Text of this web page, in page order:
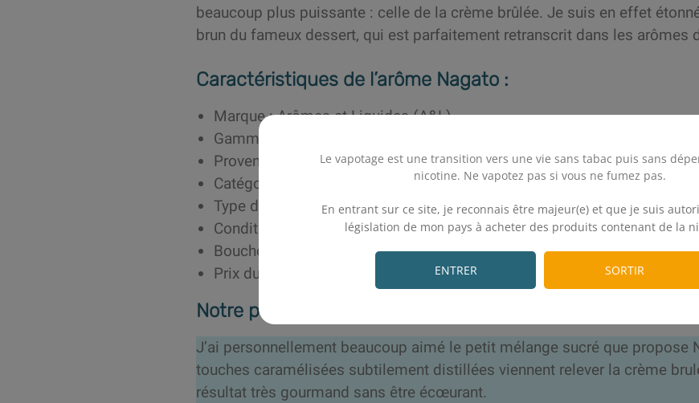
Le vapotage est une transition vers une vie sans tabac puis sans
nicotine. Ne vapotez pas si vous ne fumez pas.
En entrant sur ce site, je reconnais être majeur(e) et que je suis
législation de mon pays à acheter des produits contenant de la
ENTRER SORTIR
beaucoup plus puissante : celle de la crème brûlée. Je suis en effet
brun du fameux dessert, qui est parfaitement retranscrit dans les arômes
Caractéristiques de l’arôme Nagato :
Marque : Arômes et Liquides (A&L)
Gamme/Collection : Ultimate
Provenance : France
Catégorie aromatique : Gourmand
Type d’arôme : Synthétique
Conditionnement : Flacon plastique 30 mL
Bouchon sécurité enfant : Oui
Prix du flacon : 13,90€
Notre point de vue de vapoteurs
J’ai personnellement beaucoup aimé le petit mélange sucré que propose
touches caramélisées subtilement distillées viennent relever la crème
résultat très gourmand sans être écœurant.